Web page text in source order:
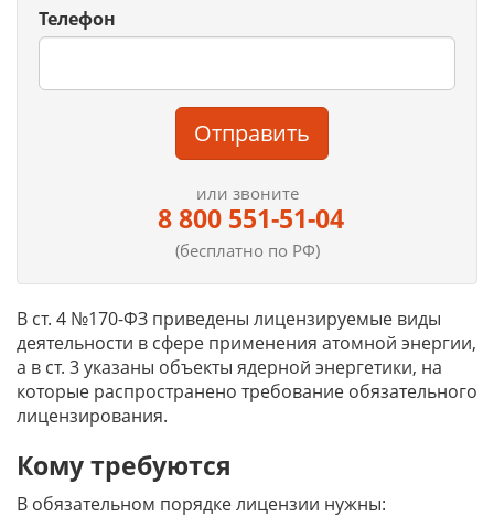
Телефон
Отправить
или звоните
8 800 551-51-04
(бесплатно по РФ)
В ст. 4 №170-ФЗ приведены лицензируемые виды
деятельности в сфере применения атомной энергии,
а в ст. 3 указаны объекты ядерной энергетики, на
которые распространено требование обязательного
лицензирования.
Кому требуются
В обязательном порядке лицензии нужны: